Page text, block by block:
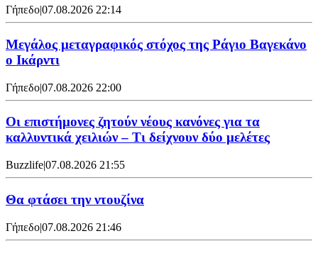
Γήπεδο|07.08.2026 22:14
Μεγάλος μεταγραφικός στόχος της Ράγιο Βαγεκάνο
ο Ικάρντι
Γήπεδο|07.08.2026 22:00
Οι επιστήμονες ζητούν νέους κανόνες για τα
καλλυντικά χειλιών – Τι δείχνουν δύο μελέτες
Buzzlife|07.08.2026 21:55
Θα φτάσει την ντουζίνα
Γήπεδο|07.08.2026 21:46